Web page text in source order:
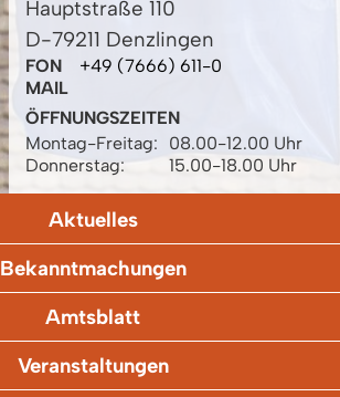
Hauptstraße 110
D-79211 Denzlingen
FON
+49 (7666) 611-0
MAIL
ÖFFNUNGSZEITEN
Montag-Freitag:
08.00-12.00 Uhr
Donnerstag:
15.00-18.00 Uhr
Aktuelles
Bekanntmachungen
Amtsblatt
Veranstaltungen